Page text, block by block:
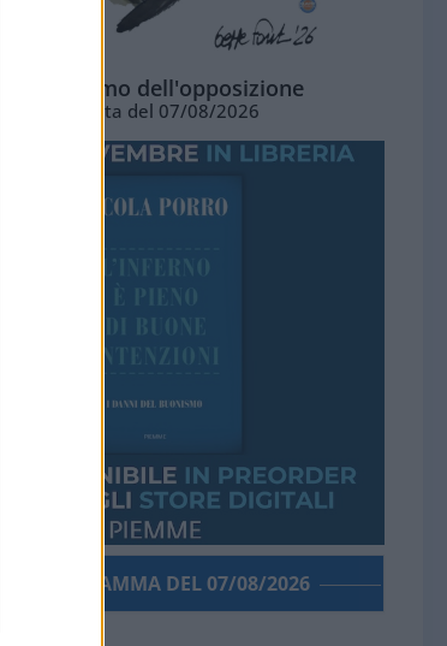
L'ottimismo dell'opposizione
Vignetta del 07/08/2026
PORROGRAMMA DEL 07/08/2026